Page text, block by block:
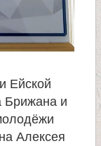
Ейской
Брижана и
Алексея